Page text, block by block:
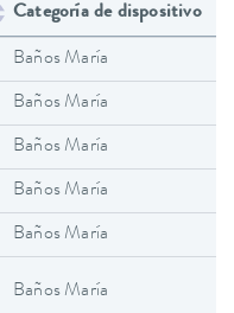
Categoría de dispositivo
Baños María
Baños María
Baños María
Baños María
Baños María
Baños María